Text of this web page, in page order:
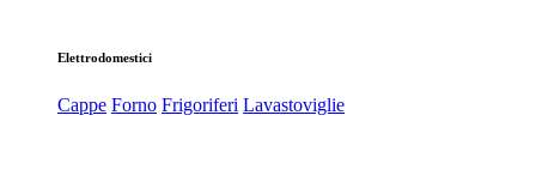
Elettrodomestici
Cappe Forno Frigoriferi Lavastoviglie